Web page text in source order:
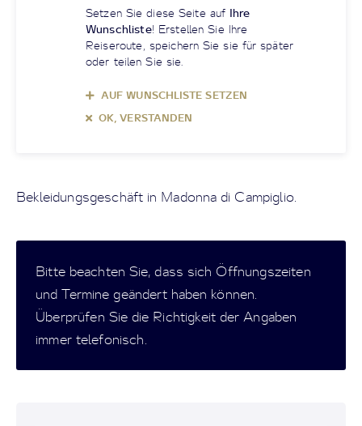
Setzen Sie diese Seite auf Ihre
Wunschliste! Erstellen Sie Ihre
Reiseroute, speichern Sie sie für später
oder teilen Sie sie.
AUF WUNSCHLISTE SETZEN
OK, VERSTANDEN
Bekleidungsgeschäft in Madonna di Campiglio.
Bitte beachten Sie, dass sich Öffnungszeiten
und Termine geändert haben können.
Überprüfen Sie die Richtigkeit der Angaben
immer telefonisch.